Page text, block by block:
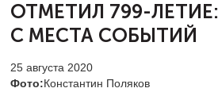
ОТМЕТИЛ 799-
С МЕСТА СОБЫТИЙ
25 августа 2020
Фото:Константин Поляков